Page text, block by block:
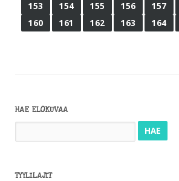
153
154 155 156 157
160
161 162 163 164
HAE ELOKUVAA
TYYLILAJIT